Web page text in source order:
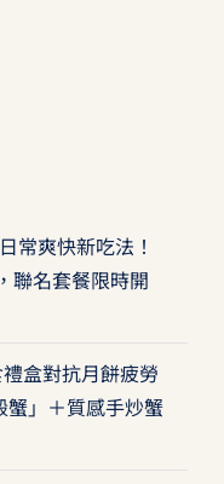
常爽快新吃法！
聯名套餐限時開
盒對抗月餅疲勞
蟹」＋質感手炒蟹